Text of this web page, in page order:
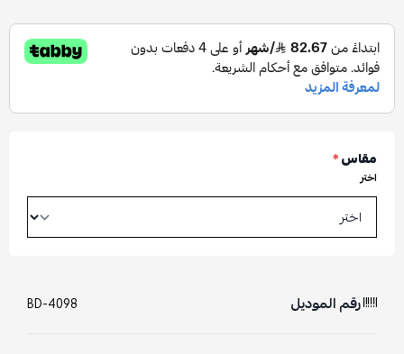
مقاس*
اختر
رقم الموديل BD-4098